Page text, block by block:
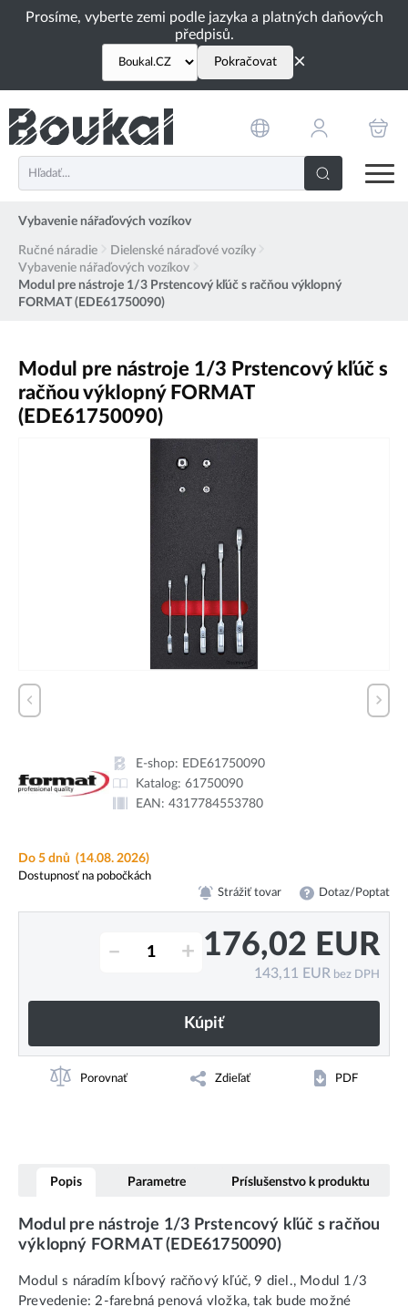
Prosíme, vyberte zemi podle jazyka a platných daňových
předpisů.
Pokračovat ×
Vybavenie nářaďových vozíkov
Ručné náradie
Dielenské náraďové vozíky
Vybavenie nářaďových vozíkov
Modul pre nástroje 1/3 Prstencový kľúč s račňou výklopný
FORMAT (EDE61750090)
Modul pre nástroje 1/3 Prstencový kľúč s
račňou výklopný FORMAT
(EDE61750090)
E-shop: EDE61750090
Katalog: 61750090
EAN: 4317784553780
Do 5 dnů (14.08. 2026)
Dostupnosť na pobočkách
Strážiť tovar Dotaz/Poptat
– + 176,02 EUR
143,11 EUR bez DPH
Kúpiť
Porovnať Zdieľať PDF
Popis Parametre Príslušenstvo k produktu
Modul pre nástroje 1/3 Prstencový kľúč s račňou
výklopný FORMAT (EDE61750090)
Modul s náradím kĺbový račňový kľúč, 9 diel., Modul 1/3
Prevedenie: 2-farebná penová vložka, tak bude možné